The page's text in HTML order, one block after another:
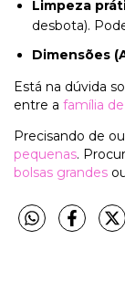
Limpeza
desbota).
Dimensões
Está na dúvida
entre a família
Precisando de
pequenas.
bolsas grandes